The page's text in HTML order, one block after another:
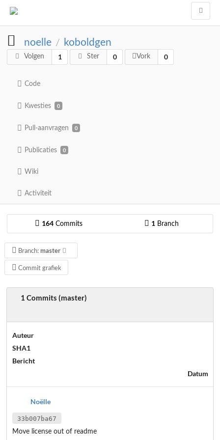
noelle / koboldgen
Volgen 1 Ster 0 Vork 0
Code
Kwesties 0
Pull-aanvragen 0
Publicaties 0
Wiki
Activiteit
164 Commits 1Branch
Branch: master
Commit grafiek
1 Commits (master)
Auteur
SHA1
Bericht
Datum
Noëlle
33b007ba67
Move license out of readme